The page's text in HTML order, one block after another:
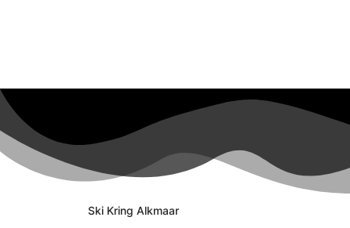
Ski Kring Alkmaar